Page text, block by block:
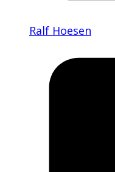
Ralf Hoesen